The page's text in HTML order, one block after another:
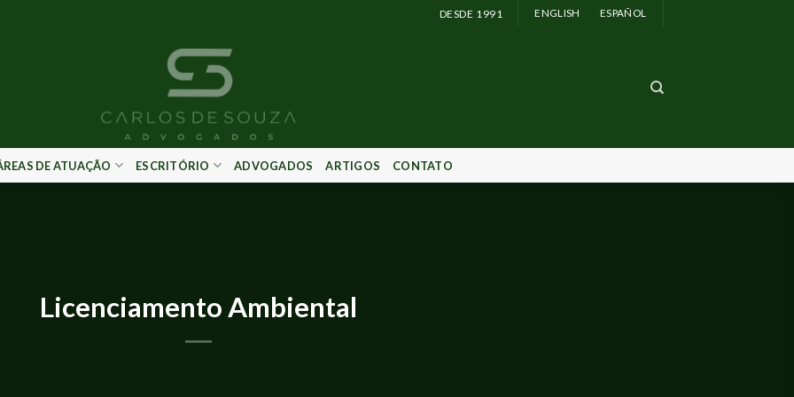
DESDE 1991 ENGLISH ESPAÑOL
DE ATUAÇÃO ESCRITÓRIO ADVOGADOS ARTIGOS CONTATO
Licenciamento Ambiental